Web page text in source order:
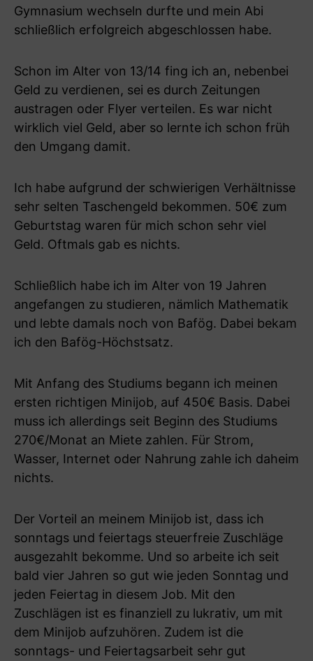
Gymnasium wechseln durfte und mein Abi
schließlich erfolgreich abgeschlossen habe.
Schon im Alter von 13/14 fing ich an, nebenbei
Geld zu verdienen, sei es durch Zeitungen
austragen oder Flyer verteilen. Es war nicht
wirklich viel Geld, aber so lernte ich schon früh
den Umgang damit.
Ich habe aufgrund der schwierigen Verhältnisse
sehr selten Taschengeld bekommen. 50€ zum
Geburtstag waren für mich schon sehr viel
Geld. Oftmals gab es nichts.
Schließlich habe ich im Alter von 19 Jahren
angefangen zu studieren, nämlich Mathematik
und lebte damals noch von Bafög. Dabei bekam
ich den Bafög-Höchstsatz.
Mit Anfang des Studiums begann ich meinen
ersten richtigen Minijob, auf 450€ Basis. Dabei
muss ich allerdings seit Beginn des Studiums
270€/Monat an Miete zahlen. Für Strom,
Wasser, Internet oder Nahrung zahle ich daheim
nichts.
Der Vorteil an meinem Minijob ist, dass ich
sonntags und feiertags steuerfreie Zuschläge
ausgezahlt bekomme. Und so arbeite ich seit
bald vier Jahren so gut wie jeden Sonntag und
jeden Feiertag in diesem Job. Mit den
Zuschlägen ist es finanziell zu lukrativ, um mit
dem Minijob aufzuhören. Zudem ist die
sonntags- und Feiertagsarbeit sehr gut